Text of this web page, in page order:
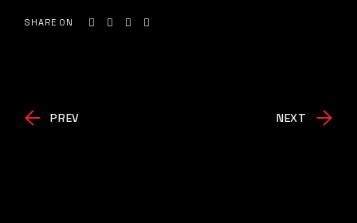
SHARE ON
PREV NEXT